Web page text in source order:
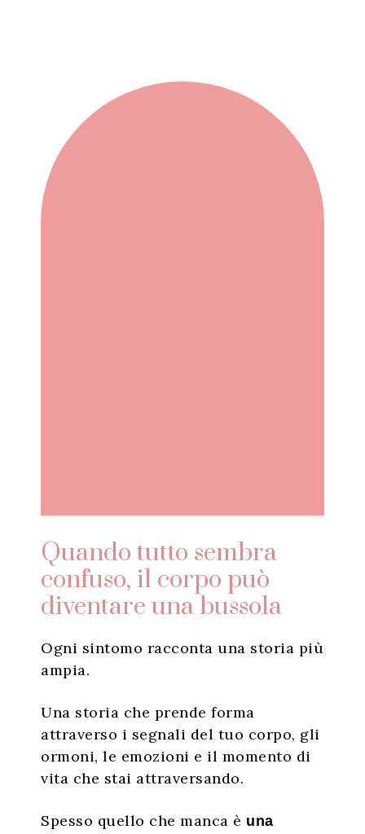
Quando tutto sembra
confuso, il corpo può
diventare una bussola
Ogni sintomo racconta una storia più
ampia.
Una storia che prende forma
attraverso i segnali del tuo corpo, gli
ormoni, le emozioni e il momento di
vita che stai attraversando.
Spesso quello che manca è una